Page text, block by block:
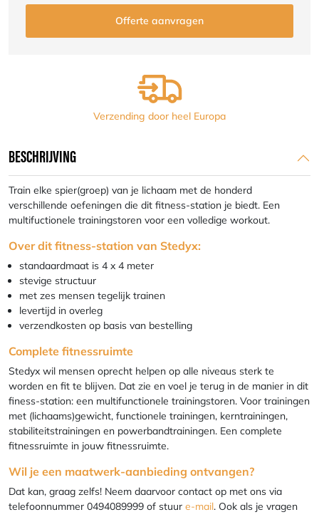
Verzending door heel Europa
BESCHRIJVING
Train elke spier(groep) van je lichaam met de honderd
verschillende oefeningen die dit fitness-station je biedt. Een
multifuctionele trainingstoren voor een volledige workout.
Over dit fitness-station van Stedyx:
standaardmaat is 4 x 4 meter
stevige structuur
met zes mensen tegelijk trainen
levertijd in overleg
verzendkosten op basis van bestelling
Complete fitnessruimte
Stedyx wil mensen oprecht helpen op alle niveaus sterk te
worden en fit te blijven. Dat zie en voel je terug in de manier in dit
finess-station: een multifunctionele trainingstoren. Voor trainingen
met (lichaams)gewicht, functionele trainingen, kerntrainingen,
stabiliteitstrainingen en powerbandtrainingen. Een complete
fitnessruimte in jouw fitnessruimte.
Wil je een maatwerk-aanbieding ontvangen?
Dat kan, graag zelfs! Neem daarvoor contact op met ons via
telefoonnummer 0494089999 of stuur e-mail. Ook als je vragen